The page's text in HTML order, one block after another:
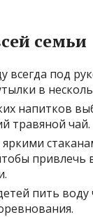
семьи
всегда под
в
напитков
травяной чай.
яркими
привлечь
пить воду